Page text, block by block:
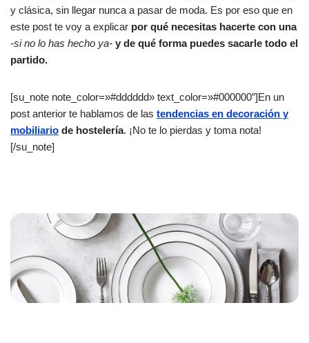
y clásica, sin llegar nunca a pasar de moda. Es por eso que en
este post te voy a explicar por qué necesitas hacerte con una
-si no lo has hecho ya- y de qué forma puedes sacarle todo el
partido.
[su_note note_color=»#dddddd» text_color=»#000000″]En un
post anterior te hablamos de las tendencias en decoración y
mobiliario de hostelería. ¡No te lo pierdas y toma nota!
[/su_note]